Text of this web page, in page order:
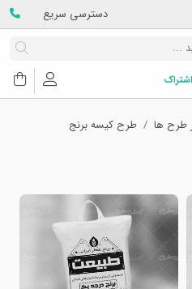
دسترسی سریع
طرح ها طرح کیسه برنج